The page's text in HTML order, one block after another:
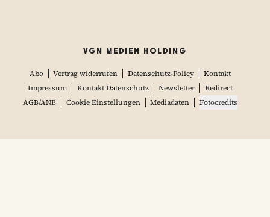
VGN MEDIEN HOLDING
Abo Vertrag widerrufen Datenschutz-Policy
Kontakt
Impressum
Kontakt Datenschutz Newsletter
Redirect
AGB/ANB
Cookie Einstellungen Mediadaten Fotocredits